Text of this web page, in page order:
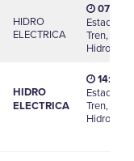
HIDRO
ELECTRICA
07:30
Estación
Tren,
HIDRO
ELECTRICA
14:00
Estación
Tren,